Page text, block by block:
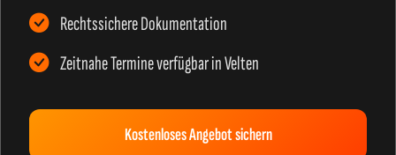
Rechtssichere Dokumentation
Zeitnahe Termine verfügbar in Velten
Kostenloses Angebot sichern